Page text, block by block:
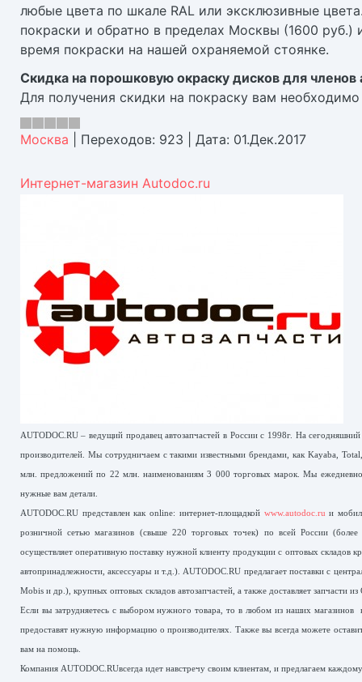
любые цвета по шкале RAL или эксклюзивные
покраски и обратно в пределах Москвы (1600
время покраски на нашей охраняемой стоянке.
Скидка на порошковую окраску дисков для членов
Для получения скидки на покраску вам
Москва Переходов: 923 Дата: 01.Дек.2017
Интернет-магазин Autodoc.ru
AUTODOC.RU – ведущий продавец автозапчастей в России с 1998г. На
производителей. Мы сотрудничаем с такими известными брендами, как Kayaba,
млн. предложений по 22 млн. наименованиям 3 000 торговых марок. Мы
нужные вам детали.
AUTODOC.RU представлен как online: интернет-площадкой www.autodoc.ru и
розничной сетью магазинов (свыше 220 торговых точек) по всей России
осуществляет оперативную поставку нужной клиенту продукции с оптовых складов
автопринадлежности, аксессуары и т.д.). AUTODOC.RU предлагает поставки с
Mobis и др.), крупных оптовых складов автозапчастей, а также доставляет
Если вы затрудняетесь с выбором нужного товара, то в любом из наших магазинов
предоставят нужную информацию о производителях. Также вы всегда можете
вам на помощь.
Компания AUTODOC.RUвсегда идет навстречу своим клиентам, и предлагаем